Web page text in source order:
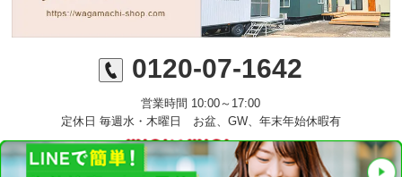
0120-07-1642
営業時間 10:00～17:00
定休日 毎週水・木曜日 お盆、GW、年末年始休暇有